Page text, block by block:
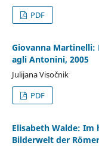
PDF
Giovanna Martinelli:
agli Antonini, 2005
Julijana Visočnik
PDF
Elisabeth Walde: Im
Bilderwelt der